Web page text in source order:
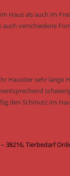
Haus als auch im
verschiedene
Haustier sehr lange
den Schmutz ins
38216, Tierbedarf